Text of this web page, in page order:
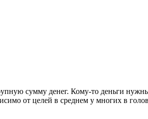
сумму денег. Кому-то деньги
от целей в среднем у многих в